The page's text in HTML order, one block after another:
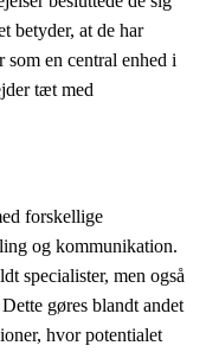
betyder, at de har
som en central enhed i
tæt med
forskellige
og kommunikation.
specialister, men også
gøres blandt andet
hvor potentialet